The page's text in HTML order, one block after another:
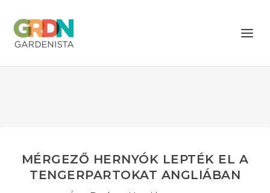
MÉRGEZŐ HERNYÓK LEPTÉK EL A
TENGERPARTOKAT ANGLIÁBAN